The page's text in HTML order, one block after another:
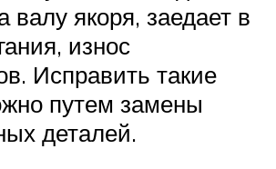
валу якоря, заедает в
износ
Исправить такие
путем замены
деталей.